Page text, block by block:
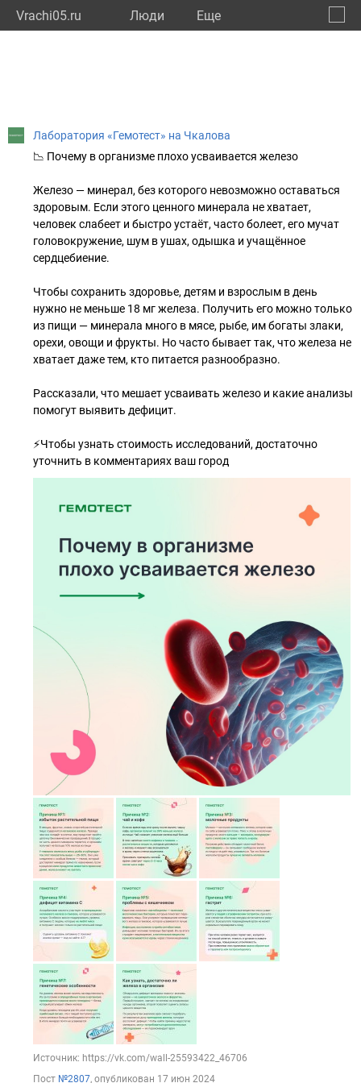
Vrachi05.ru Люди Eще
Лаборатория «Гемотест» на Чкалова
📉 Почему в организме плохо усваивается железо
Железо — минерал, без которого невозможно оставаться
здоровым. Если этого ценного минерала не хватает,
человек слабеет и быстро устаёт, часто болеет, его мучат
головокружение, шум в ушах, одышка и учащённое
сердцебиение.
Чтобы сохранить здоровье, детям и взрослым в день
нужно не меньше 18 мг железа. Получить его можно только
из пищи — минерала много в мясе, рыбе, им богаты злаки,
орехи, овощи и фрукты. Но часто бывает так, что железа не
хватает даже тем, кто питается разнообразно.
Рассказали, что мешает усваивать железо и какие анализы
помогут выявить дефицит.
⚡Чтобы узнать стоимость исследований, достаточно
уточнить в комментариях ваш город
Источник: https://vk.com/wall-25593422_46706
Пост №2807, опубликован 17 июн 2024